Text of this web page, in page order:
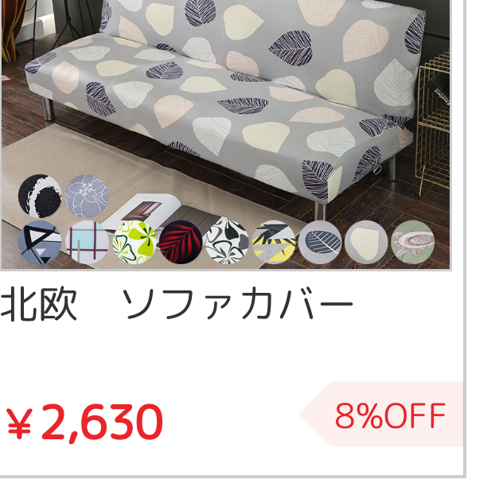
8%OFF
北欧 ソファカバー
￥2,630